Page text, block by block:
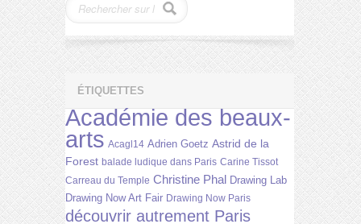
ÉTIQUETTES
Académie des beaux-
arts Acagl14 Adrien Goetz Astrid de la
Forest balade ludique dans Paris Carine Tissot
Carreau du Temple Christine Phal Drawing Lab
Drawing Now Art Fair Drawing Now Paris
découvrir autrement Paris